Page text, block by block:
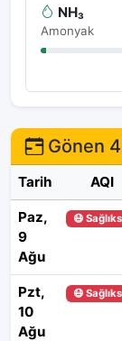
NH₃
Amonyak
Gönen
Tarih AQI
Paz,
9
Ağu
😷
Pzt,
10
Ağu
😷